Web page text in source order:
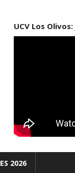
UCV Los
2026